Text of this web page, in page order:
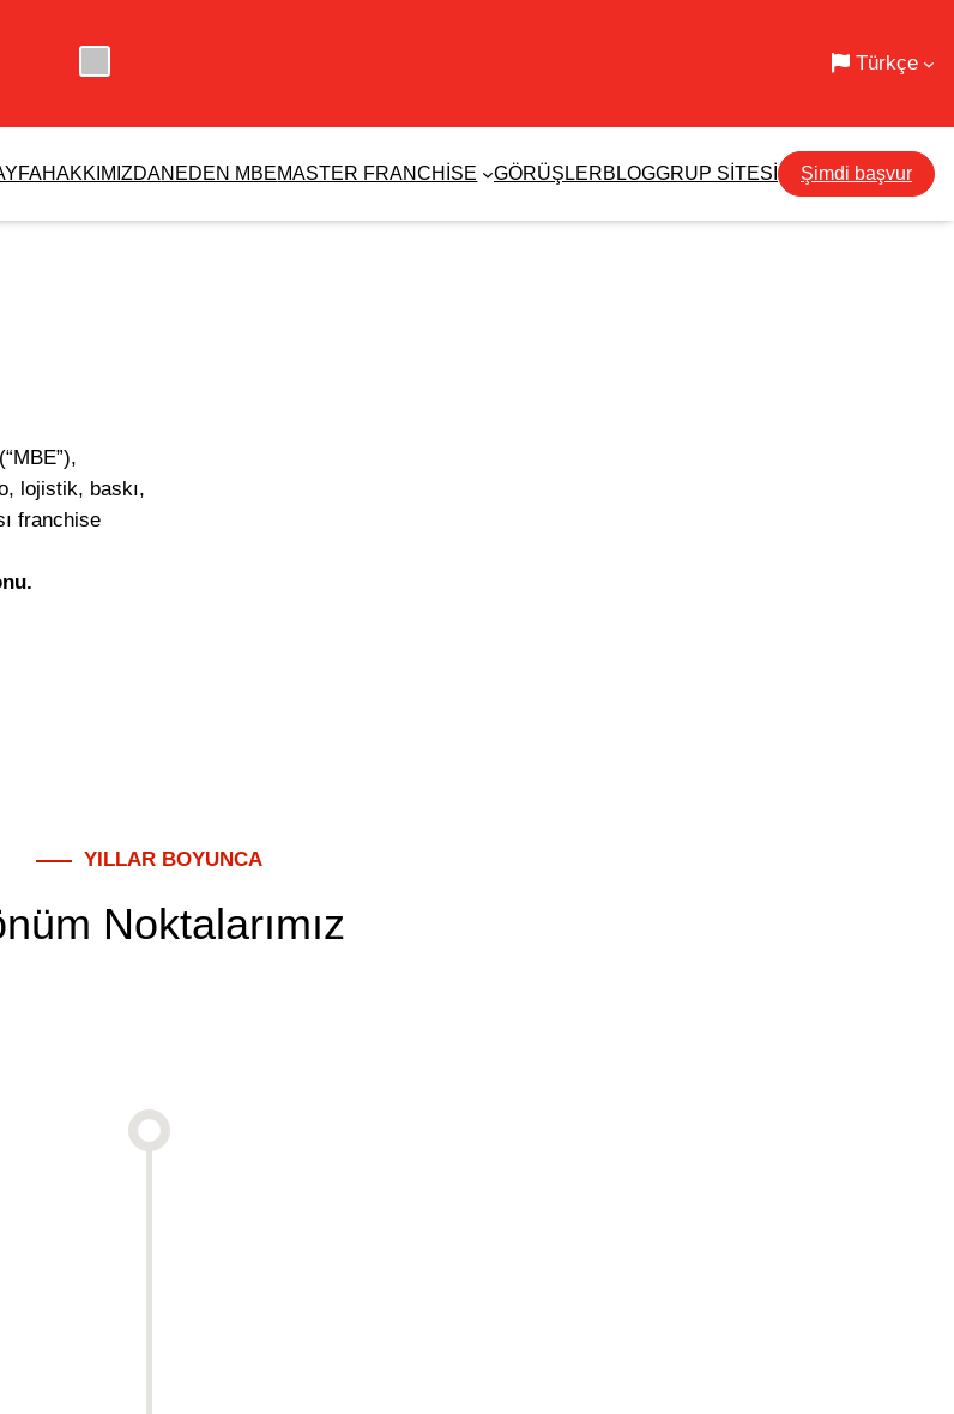
Türkçe
HAKKIMIZDANEDEN MBEMASTER FRANCHISE GÖRÜŞLERBLOGGRUP SITESI Şimdi başvur
lojistik, baskı,
franchise
YILLAR BOYUNCA
Noktalarımız